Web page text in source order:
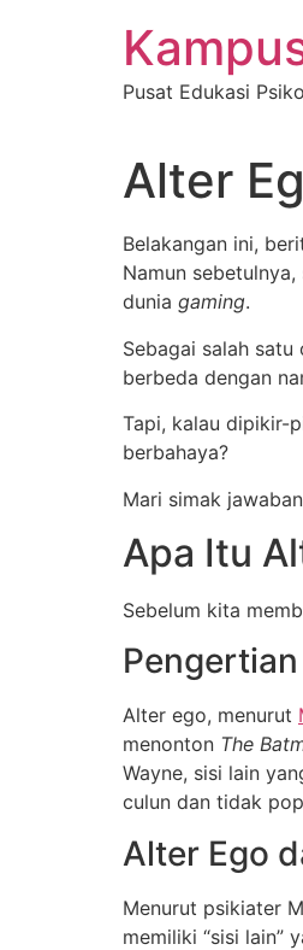
Pusat Edukasi
Alter
Belakangan ini,
Namun
dunia gaming.
Sebagai salah
berbeda dengan
Tapi, kalau dipikir-
berbahaya?
Mari simak
Apa Itu
Sebelum kita
Alter ego, menurut
menonton The
Wayne, sisi lain
culun dan tidak
Alter Ego
Menurut psikiater
memiliki “sisi lain”